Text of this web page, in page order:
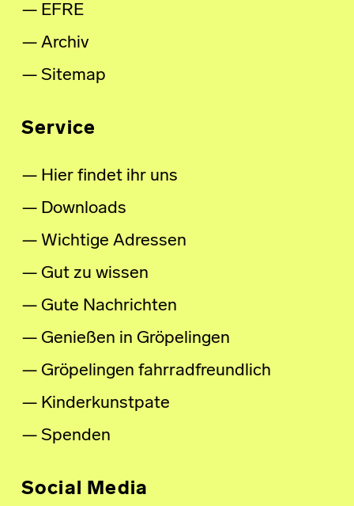
EFRE
Archiv
Sitemap
Service
Hier findet ihr uns
Downloads
Wichtige Adressen
Gut zu wissen
Gute Nachrichten
Genießen in Gröpelingen
Gröpelingen fahrradfreundlich
Kinderkunstpate
Spenden
Social Media